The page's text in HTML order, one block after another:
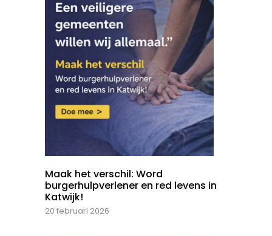
Maak het verschil: Word
burgerhulpverlener en red levens in
Katwijk!
20 februari 2026